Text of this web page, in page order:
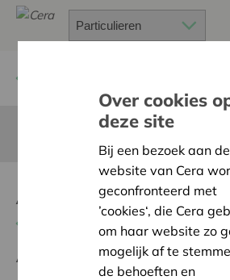
Achat tentes
Terug naar overzicht
Ambitie: Warme en zorgzame
Over cookies
deze site
Bij een bezoek aan de
website van Cera
geconfronteerd met
’cookies‘, die Cera
om haar website zo
mogelijk af te
de behoeften en